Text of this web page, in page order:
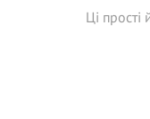
Ці прості